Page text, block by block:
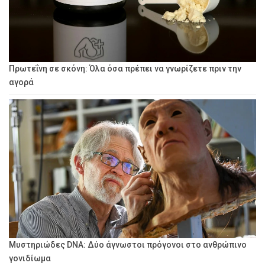
Πρωτεΐνη σε σκόνη: Όλα όσα πρέπει να γνωρίζετε πριν την
αγορά
Μυστηριώδες DNA: Δύο άγνωστοι πρόγονοι στο ανθρώπινο
γονιδίωμα